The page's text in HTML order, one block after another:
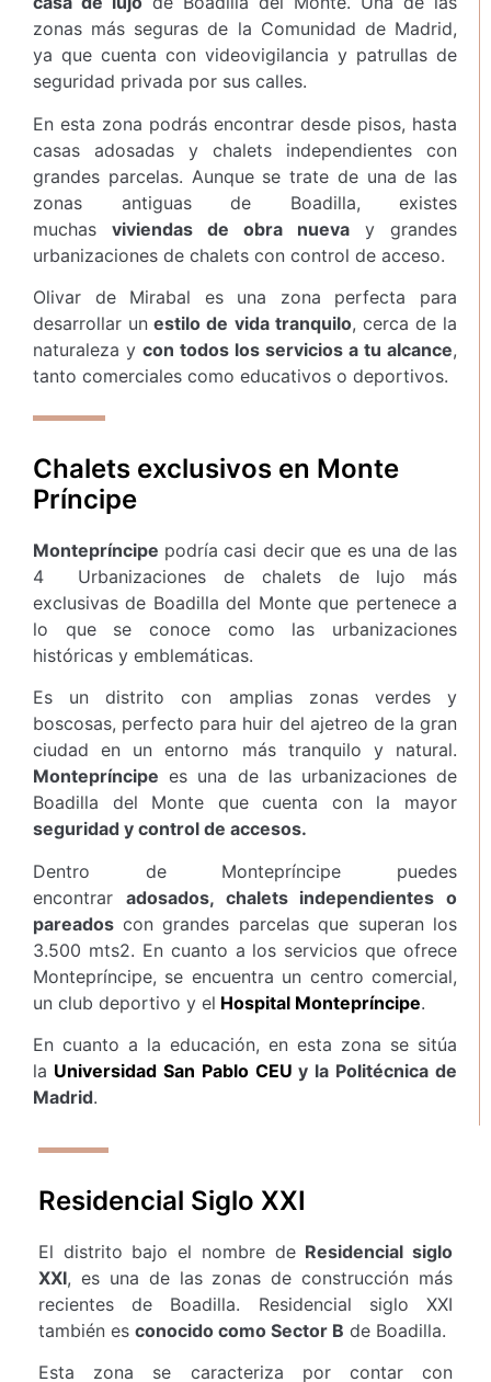
zonas más seguras de la Comunidad de Madrid,
ya que cuenta con videovigilancia y patrullas de
seguridad privada por sus calles.
En esta zona podrás encontrar desde pisos, hasta
casas adosadas y chalets independientes con
grandes parcelas. Aunque se trate de una de las
zonas antiguas de Boadilla, existes
muchas viviendas de obra nueva y grandes
urbanizaciones de chalets con control de acceso.
Olivar de Mirabal es una zona perfecta para
desarrollar un estilo de vida tranquilo, cerca de la
naturaleza y con todos los servicios a tu alcance,
tanto comerciales como educativos o deportivos.
Chalets exclusivos en Monte
Príncipe
Montepríncipe podría casi decir que es una de las
4 Urbanizaciones de chalets de lujo más
exclusivas de Boadilla del Monte que pertenece a
lo que se conoce como las urbanizaciones
históricas y emblemáticas.
Es un distrito con amplias zonas verdes y
boscosas, perfecto para huir del ajetreo de la gran
ciudad en un entorno más tranquilo y natural.
Montepríncipe es una de las urbanizaciones de
Boadilla del Monte que cuenta con la mayor
seguridad y control de accesos.
Dentro de Montepríncipe puedes
encontrar adosados, chalets independientes o
pareados con grandes parcelas que superan los
3.500 mts2. En cuanto a los servicios que ofrece
Montepríncipe, se encuentra un centro comercial,
un club deportivo y el Hospital Montepríncipe.
En cuanto a la educación, en esta zona se sitúa
la Universidad San Pablo CEU y la Politécnica de
Madrid.
Residencial Siglo XXI
El distrito bajo el nombre de Residencial siglo
XXI, es una de las zonas de construcción más
recientes de Boadilla. Residencial siglo XXI
también es conocido como Sector B de Boadilla.
Esta zona se caracteriza por contar con